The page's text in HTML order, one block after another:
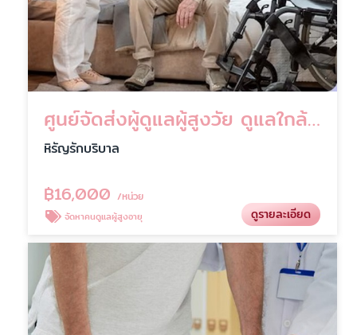
ศูนย์จัดส่งผู้ดูแลผู้สูงวัย ดูแลใกล้ชิด เหมือนคนในครอบครัว
หิรัญรักบริบาล
฿16,000 /หน่วย
จัดหาคนดูแลผู้สูงอายุ ดูรายละเอียด